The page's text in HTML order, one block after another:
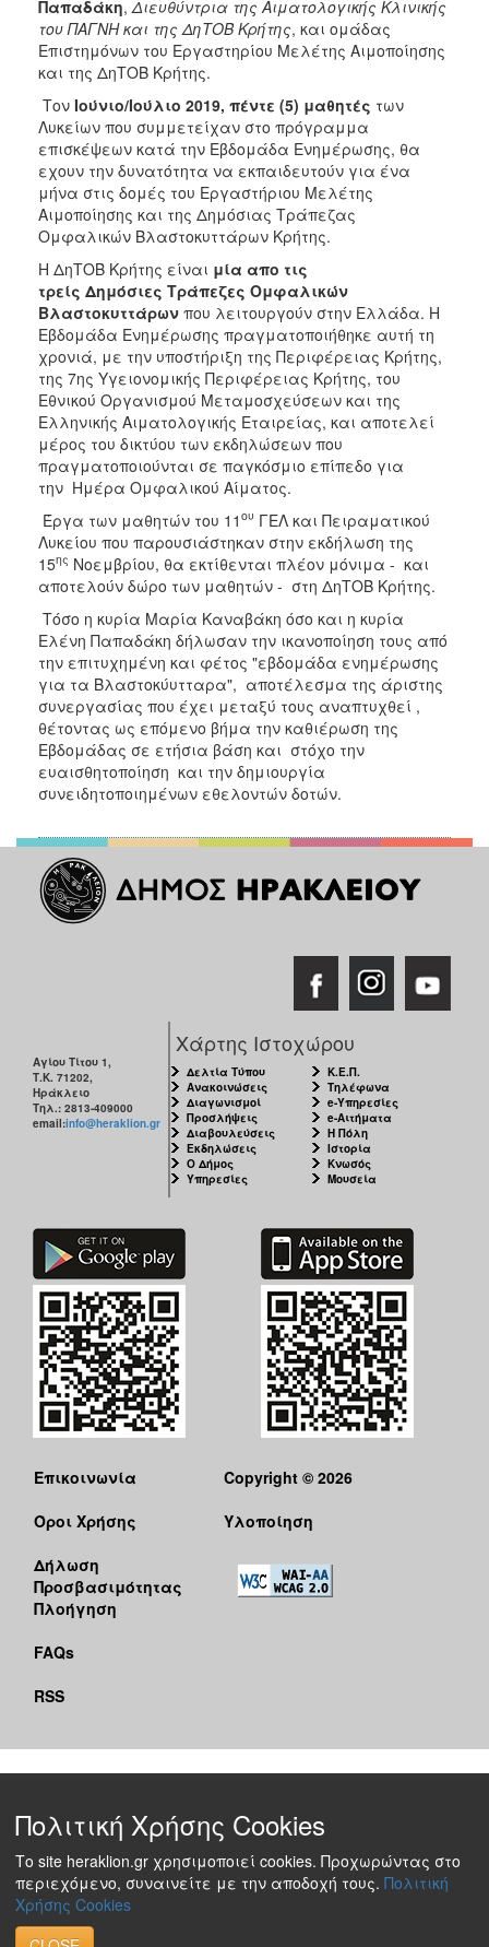
Παπαδάκη, Διευθύντρια της Αιματολογικής Κλινικής
του ΠΑΓΝΗ και της ΔηΤΟΒ Κρήτης, και ομάδας
Επιστημόνων του Εργαστηρίου Μελέτης Αιμοποίησης
και της ΔηΤΟΒ Κρήτης.
Τον Ιούνιο/Ιούλιο 2019, πέντε (5) μαθητές των
Λυκείων που συμμετείχαν στο πρόγραμμα
επισκέψεων κατά την Εβδομάδα Ενημέρωσης, θα
εχουν την δυνατότητα να εκπαιδευτούν για ένα
μήνα στις δομές του Εργαστήριου Μελέτης
Αιμοποίησης και της Δημόσιας Τράπεζας
Ομφαλικών Βλαστοκυττάρων Κρήτης.
Η ΔηΤΟΒ Κρήτης είναι μία απο τις
τρείς Δημόσιες Τράπεζες Ομφαλικών
Βλαστοκυττάρων που λειτουργούν στην Ελλάδα. Η
Εβδομάδα Ενημέρωσης πραγματοποιήθηκε αυτή τη
χρονιά, με την υποστήριξη της Περιφέρειας Κρήτης,
της 7ης Υγειονομικής Περιφέρειας Κρήτης, του
Εθνικού Οργανισμού Μεταμοσχεύσεων και της
Ελληνικής Αιματολογικής Εταιρείας, και αποτελεί
μέρος του δικτύου των εκδηλώσεων που
πραγματοποιούνται σε παγκόσμιο επίπεδο για
την Ημέρα Ομφαλικού Αίματος.
Έργα των μαθητών του 11 ου ΓΕΛ και Πειραματικού
Λυκείου που παρουσιάστηκαν στην εκδήλωση της
15ης Νοεμβρίου, θα εκτίθενται πλέον μόνιμα - και
αποτελούν δώρο των μαθητών - στη ΔηΤΟΒ Κρήτης.
Τόσο η κυρία Μαρία Καναβάκη όσο και η κυρία
Ελένη Παπαδάκη δήλωσαν την ικανοποίηση τους από
την επιτυχημένη και φέτος "εβδομάδα ενημέρωσης
για τα Βλαστοκύυτταρα", αποτέλεσμα της άριστης
συνεργασίας που έχει μεταξύ τους αναπτυχθεί ,
θέτοντας ως επόμενo βήμα την καθιέρωση της
Εβδομάδας σε ετήσια βάση και στόχο την
ευαισθητοποίηση και την δημιουργία
συνειδητοποιημένων εθελοντών δοτών.
Αγίου Τίτου 1,
Τ.Κ. 71202,
Ηράκλειο
Τηλ.: 2813-409000
email:info@heraklion.gr
Χάρτης Ιστοχώρου
Δελτία Τύπου
Ανακοινώσεις
Διαγωνισμοί
Προσλήψεις
Διαβουλεύσεις
Εκδηλώσεις
Ο Δήμος
Υπηρεσίες
Κ.Ε.Π.
Τηλέφωνα
e-Υπηρεσίες
e-Αιτήματα
Η Πόλη
Ιστορία
Κνωσός
Μουσεία
Επικοινωνία
Όροι Χρήσης
Δήλωση
Προσβασιμότητας
Πλοήγηση
FAQs
RSS
Copyright © 2026
Υλοποίηση
Πολιτική Χρήσης Cookies
Το site heraklion.gr χρησιμοποιεί cookies. Προχωρώντας στο
περιεχόμενο, συναινείτε με την αποδοχή τους. Πολιτική
Χρήσης Cookies